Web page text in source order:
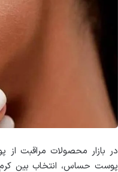
در بازار محصولات مراقبت
پوست حساس، انتخاب بین